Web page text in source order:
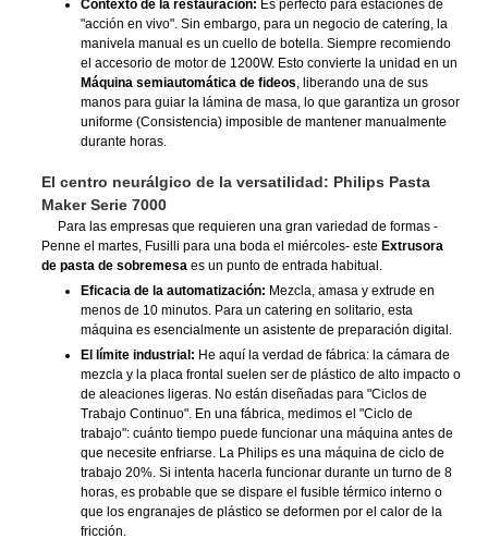
Contexto de la restauración: Es perfecto para estaciones de
"acción en vivo". Sin embargo, para un negocio de catering, la
manivela manual es un cuello de botella. Siempre recomiendo
el accesorio de motor de 1200W. Esto convierte la unidad en un
Máquina semiautomática de fideos, liberando una de sus
manos para guiar la lámina de masa, lo que garantiza un grosor
uniforme (Consistencia) imposible de mantener manualmente
durante horas.
El centro neurálgico de la versatilidad: Philips Pasta
Maker Serie 7000
Para las empresas que requieren una gran variedad de formas -
Penne el martes, Fusilli para una boda el miércoles- este Extrusora
de pasta de sobremesaes un punto de entrada habitual.
Eficacia de la automatización: Mezcla, amasa y extrude en
menos de 10 minutos. Para un catering en solitario, esta
máquina es esencialmente un asistente de preparación digital.
El límite industrial: He aquí la verdad de fábrica: la cámara de
mezcla y la placa frontal suelen ser de plástico de alto impacto o
de aleaciones ligeras. No están diseñadas para "Ciclos de
Trabajo Continuo". En una fábrica, medimos el "Ciclo de
trabajo": cuánto tiempo puede funcionar una máquina antes de
que necesite enfriarse. La Philips es una máquina de ciclo de
trabajo 20%. Si intenta hacerla funcionar durante un turno de 8
horas, es probable que se dispare el fusible térmico interno o
que los engranajes de plástico se deformen por el calor de la
fricción.